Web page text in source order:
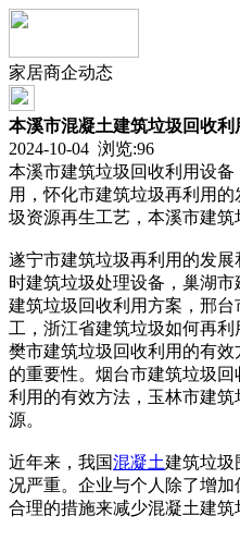
家居商企动态
本溪市混凝土建筑垃圾回收利
2024-10-04 浏览:96
本溪市建筑垃圾回收利用设
用，怀化市建筑垃圾再利用
圾资源再生工艺，本溪市建筑
遂宁市建筑垃圾再利用的发
时建筑垃圾处理设备，巢湖
建筑垃圾回收利用方案，邢
工，浙江省建筑垃圾如何再
樊市建筑垃圾回收利用的有
的重要性。烟台市建筑垃圾
利用的有效方法，玉林市建
源。
近年来，我国混凝土建筑垃圾
况严重。企业与个人除了增
合理的措施来减少混凝土建筑